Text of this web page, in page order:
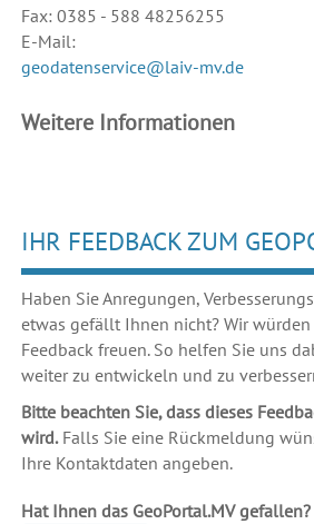
Fax: 0385 - 588 48256255
E-Mail:
geodatenservice@laiv-mv.de
Weitere Informationen
IHR FEEDBACK ZUM
Haben Sie Anregungen,
etwas gefällt Ihnen nicht? Wir
Feedback freuen. So helfen Sie uns
weiter zu entwickeln und zu
Bitte beachten Sie, dass dieses
wird.Falls Sie eine Rückmeldung
Ihre Kontaktdaten angeben.
Hat Ihnen das GeoPortal.MV gefallen?